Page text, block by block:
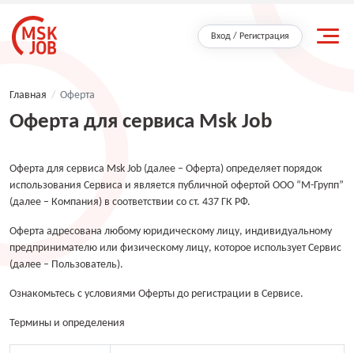
Вход / Регистрация
Главная / Оферта
Оферта для сервиса Msk Job
Оферта для сервиса Msk Job (далее – Оферта) определяет порядок
использования Сервиса и является публичной офертой ООО “М-Групп”
(далее – Компания) в соответствии со ст. 437 ГК РФ.
Оферта адресована любому юридическому лицу, индивидуальному
предпринимателю или физическому лицу, которое использует Сервис
(далее – Пользователь).
Ознакомьтесь с условиями Оферты до регистрации в Сервисе.
Термины и определения